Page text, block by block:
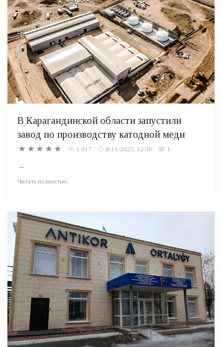
В Карагандинской области запустили
завод по производству катодной меди
1 017 8-11-2022, 12:30 1
...
Читать полностью...